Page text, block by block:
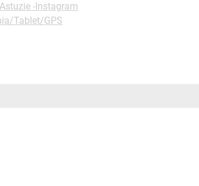
Astuzie -Instagram
Tablet/GPS